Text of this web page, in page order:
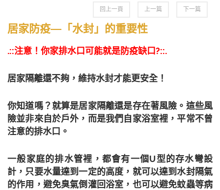
回上一頁 上一篇 下一篇
居家防疫—「水封」的重要性
.::注意！你家排水口可能就是防疫缺口?::.
居家隔離還不夠，維持水封才能更安全！
你知道嗎？就算是居家隔離還是存在著風險。這些風
險並非來自於戶外，而是我們自家浴室裡，平常不曾
注意的排水口。
一般家庭的排水管裡，都會有一個U型的存水彎設
計，只要水量達到一定的高度，就可以達到水封隔氣
的作用，避免臭氣倒灌回浴室，也可以避免蚊蟲等病